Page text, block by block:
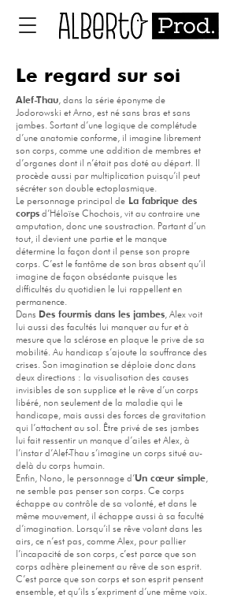
Le regard sur soi
Alef-Thau, dans la série éponyme de
Jodorowski et Arno, est né sans bras et sans
jambes. Sortant d’une logique de complétude
d’une anatomie conforme, il imagine librement
son corps, comme une addition de membres et
d’organes dont il n’était pas doté au départ. Il
procède aussi par multiplication puisqu’il peut
sécréter son double ectoplasmique.
Le personnage principal de La fabrique des
corps d’Héloïse Chochois, vit au contraire une
amputation, donc une soustraction. Partant d’un
tout, il devient une partie et le manque
détermine la façon dont il pense son propre
corps. C’est le fantôme de son bras absent qu’il
imagine de façon obsédante puisque les
difficultés du quotidien le lui rappellent en
permanence.
Dans Des fourmis dans les jambes, Alex voit
lui aussi des facultés lui manquer au fur et à
mesure que la sclérose en plaque le prive de sa
mobilité. Au handicap s’ajoute la souffrance des
crises. Son imagination se déploie donc dans
deux directions : la visualisation des causes
invisibles de son supplice et le rêve d’un corps
libéré, non seulement de la maladie qui le
handicape, mais aussi des forces de gravitation
qui l’attachent au sol. Être privé de ses jambes
lui fait ressentir un manque d’ailes et Alex, à
l’instar d’Alef-Thau s’imagine un corps situé au-
delà du corps humain.
Enfin, Nono, le personnage d’Un cœur simple,
ne semble pas penser son corps. Ce corps
échappe au contrôle de sa volonté, et dans le
même mouvement, il échappe aussi à sa faculté
d’imagination. Lorsqu’il se rêve volant dans les
airs, ce n’est pas, comme Alex, pour pallier
l’incapacité de son corps, c’est parce que son
corps adhère pleinement au rêve de son esprit.
C’est parce que son corps et son esprit pensent
ensemble, et qu’ils s’expriment d’une même voix.